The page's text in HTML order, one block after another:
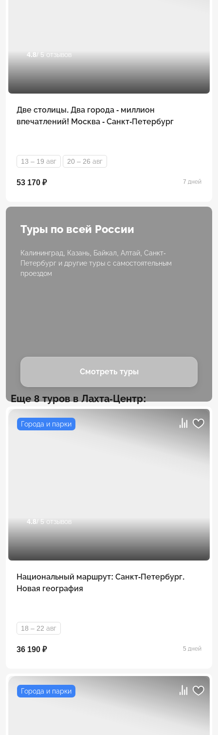
4.8/ 5 отзывов
Две столицы. Два города - миллион
впечатлений! Москва - Санкт-Петербург
13 – 19 авг 20 – 26 авг
53 170 ₽ 7 дней
Туры по всей России
Калининград, Казань, Байкал, Алтай, Санкт-
Петербург и другие туры с самостоятельным
проездом
Смотреть туры
Еще 8 туров в Лахта-Центр:
Города и парки
4.8/ 5 отзывов
Национальный маршрут: Санкт-Петербург.
Новая география
18 – 22 авг
36 190 ₽ 5 дней
Города и парки